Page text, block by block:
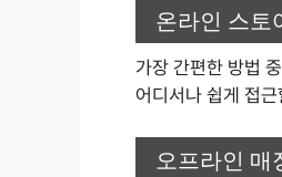
온라인 스토
가장 간편한 방법
어디서나 쉽게 접
오프라인 매